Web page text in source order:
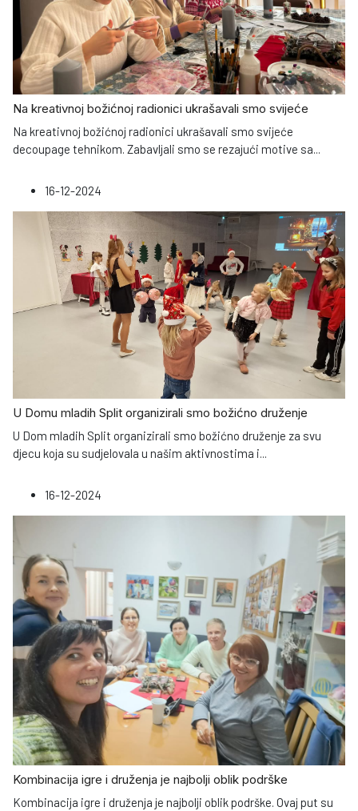
Na kreativnoj božićnoj radionici ukrašavali smo svijeće
Na kreativnoj božićnoj radionici ukrašavali smo svijeće
decoupage tehnikom. Zabavljali smo se rezajući motive sa...
16-12-2024
U Domu mladih Split organizirali smo božićno druženje
U Dom mladih Split organizirali smo božićno druženje za svu
djecu koja su sudjelovala u našim aktivnostima i...
16-12-2024
Kombinacija igre i druženja je najbolji oblik podrške
Kombinacija igre i druženja je najbolji oblik podrške. Ovaj put su